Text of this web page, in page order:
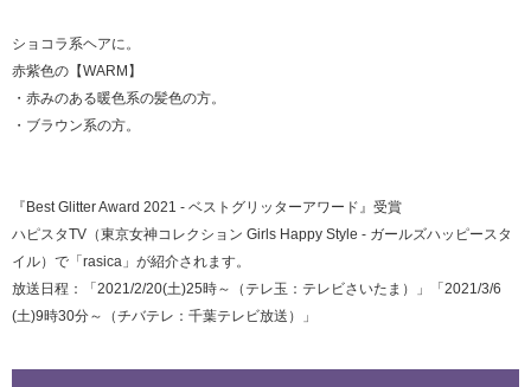
ショコラ系ヘアに。
赤紫色の 【WARM】
・赤みのある暖色系の髪色の方。
・ブラウン系の方。
『Best Glitter Award 2021 - ベストグリッターアワード』受賞
ハピスタTV（東京女神コレクション Girls Happy Style - ガールズハッピースタ
イル）で「rasica」が紹介されます。
放送日程：「2021/2/20(土)25時～（テレ玉：テレビさいたま）」「2021/3/6
(土)9時30分～（チバテレ：千葉テレビ放送）」